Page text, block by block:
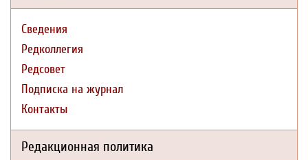
Сведения
Редколлегия
Редсовет
Подписка на журнал
Контакты
Редакционная политика